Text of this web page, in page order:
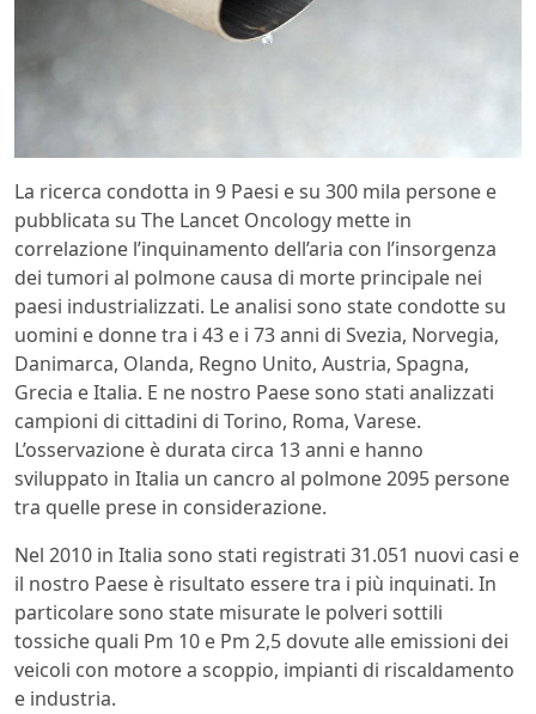
La ricerca condotta in 9 Paesi e su 300 mila persone e
pubblicata su The Lancet Oncology mette in
correlazione l’inquinamento dell’aria con l’insorgenza
dei tumori al polmone causa di morte principale nei
paesi industrializzati. Le analisi sono state condotte su
uomini e donne tra i 43 e i 73 anni di Svezia, Norvegia,
Danimarca, Olanda, Regno Unito, Austria, Spagna,
Grecia e Italia. E ne nostro Paese sono stati analizzati
campioni di cittadini di Torino, Roma, Varese.
L’osservazione è durata circa 13 anni e hanno
sviluppato in Italia un cancro al polmone 2095 persone
tra quelle prese in considerazione.
Nel 2010 in Italia sono stati registrati 31.051 nuovi casi e
il nostro Paese è risultato essere tra i più inquinati. In
particolare sono state misurate le polveri sottili
tossiche quali Pm 10 e Pm 2,5 dovute alle emissioni dei
veicoli con motore a scoppio, impianti di riscaldamento
e industria.